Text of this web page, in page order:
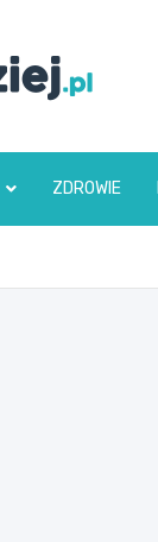
ZDROWIE